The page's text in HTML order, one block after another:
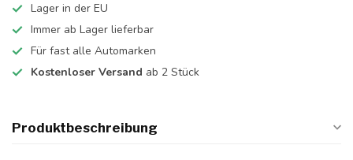
Lager in der EU
Immer ab Lager lieferbar
Für fast alle Automarken
Kostenloser Versand ab 2 Stück
Produktbeschreibung